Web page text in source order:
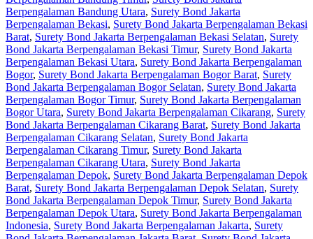
Berpengalaman Bandung Utara, Surety Bond Jakarta
Berpengalaman Bekasi, Surety Bond Jakarta Berpengalaman Bekasi
Barat, Surety Bond Jakarta Berpengalaman Bekasi Selatan, Surety
Bond Jakarta Berpengalaman Bekasi Timur, Surety Bond Jakarta
Berpengalaman Bekasi Utara, Surety Bond Jakarta Berpengalaman
Bogor, Surety Bond Jakarta Berpengalaman Bogor Barat, Surety
Bond Jakarta Berpengalaman Bogor Selatan, Surety Bond Jakarta
Berpengalaman Bogor Timur, Surety Bond Jakarta Berpengalaman
Bogor Utara, Surety Bond Jakarta Berpengalaman Cikarang, Surety
Bond Jakarta Berpengalaman Cikarang Barat, Surety Bond Jakarta
Berpengalaman Cikarang Selatan, Surety Bond Jakarta
Berpengalaman Cikarang Timur, Surety Bond Jakarta
Berpengalaman Cikarang Utara, Surety Bond Jakarta
Berpengalaman Depok, Surety Bond Jakarta Berpengalaman Depok
Barat, Surety Bond Jakarta Berpengalaman Depok Selatan, Surety
Bond Jakarta Berpengalaman Depok Timur, Surety Bond Jakarta
Berpengalaman Depok Utara, Surety Bond Jakarta Berpengalaman
Indonesia, Surety Bond Jakarta Berpengalaman Jakarta, Surety